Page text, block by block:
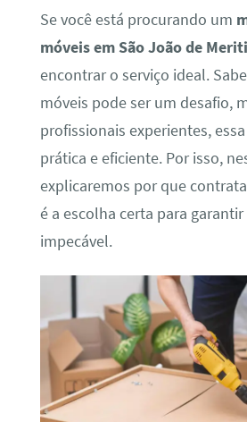
Se você está procurando um
móveis em São João de
encontrar o serviço ideal.
móveis pode ser um desafio,
profissionais experientes,
prática e eficiente. Por isso,
explicaremos por que
é a escolha certa para
impecável.